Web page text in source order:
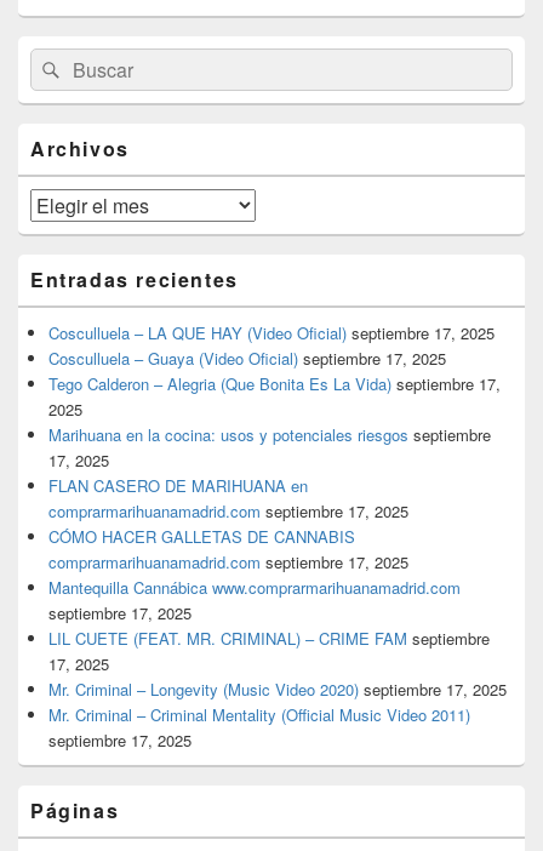
área
de
widget
lateral
primaria
Buscar
por:
Buscar
Archivos
Archivos
Entradas recientes
Cosculluela – LA QUE HAY (Video Oficial) septiembre 17, 2025
Cosculluela – Guaya (Video Oficial) septiembre 17, 2025
Tego Calderon – Alegria (Que Bonita Es La Vida) septiembre 17,
2025
Marihuana en la cocina: usos y potenciales riesgos septiembre
17, 2025
FLAN CASERO DE MARIHUANA en
comprarmarihuanamadrid.com septiembre 17, 2025
CÓMO HACER GALLETAS DE CANNABIS
comprarmarihuanamadrid.com septiembre 17, 2025
Mantequilla Cannábica www.comprarmarihuanamadrid.com
septiembre 17, 2025
LIL CUETE (FEAT. MR. CRIMINAL) – CRIME FAM septiembre
17, 2025
Mr. Criminal – Longevity (Music Video 2020) septiembre 17, 2025
Mr. Criminal – Criminal Mentality (Official Music Video 2011)
septiembre 17, 2025
Páginas